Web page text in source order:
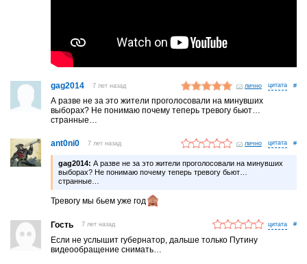
gag2014 7 лет назад лично #
А разве не за это жители проголосовали на минувших
выборах? Не понимаю почему теперь тревогу бьют…
странные…
ant0ni0 7 лет назад лично #
gag2014: А разве не за это жители проголосовали на минувших
выборах? Не понимаю почему теперь тревогу бьют…
странные…
Тревогу мы бьем уже год
Гость 7 лет назад #
Если не услышит губернатор, дальше только Путину
видеообращение снимать…